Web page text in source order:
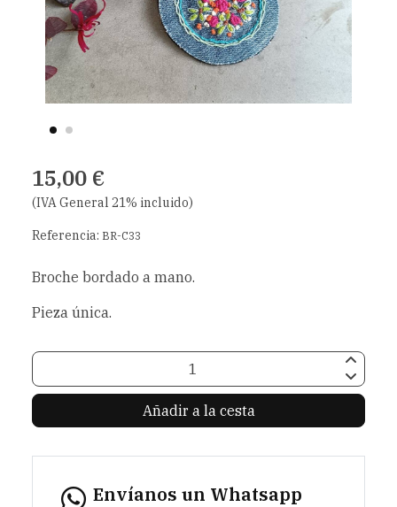
15,00 €
(IVA General 21% incluido)
Referencia: BR-C33
Broche bordado a mano.
Pieza única.
Añadir a la cesta
Envíanos un Whatsapp